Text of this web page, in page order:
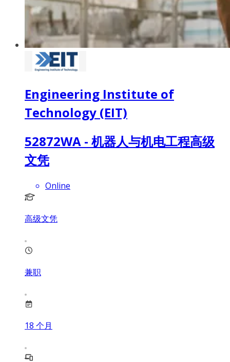
Engineering Institute of
Technology (EIT)
52872WA - 机器人与机电工程高级
文凭
Online
高级文凭
兼职
18 个月